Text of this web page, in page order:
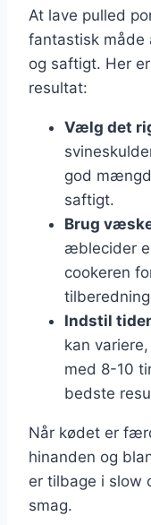
At lave pulled
fantastisk måde
og saftigt. Her
resultat:
Vælg det
god
saftigt.
Brug
æblecider
cookeren
Indstil
kan
med 8-10
bedste
Når kødet er
hinanden og
er tilbage i slow
smag.